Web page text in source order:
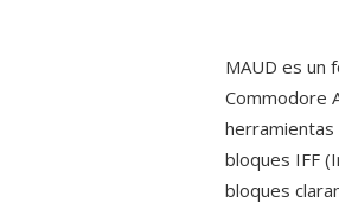
MAUD es un
Commodore
herramientas
bloques IFF
bloques